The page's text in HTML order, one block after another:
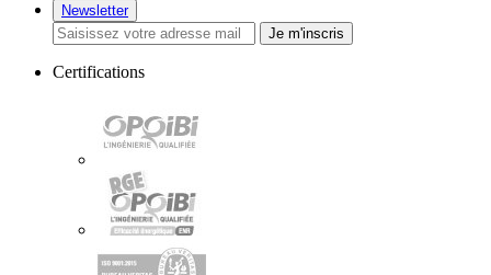
Newsletter
Je m'inscris
Certifications